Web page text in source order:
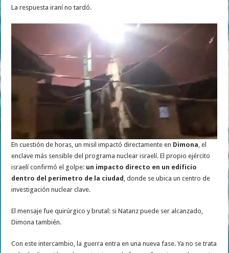
La respuesta iraní no tardó.
En cuestión de horas, un misil impactó directamente en Dimona, el
enclave más sensible del programa nuclear israelí. El propio ejército
israelí confirmó el golpe: un impacto directo en un edificio
dentro del perímetro de la ciudad , donde se ubica un centro de
investigación nuclear clave.
El mensaje fue quirúrgico y brutal: si Natanz puede ser alcanzado,
Dimona también.
Con este intercambio, la guerra entra en una nueva fase. Ya no se trata